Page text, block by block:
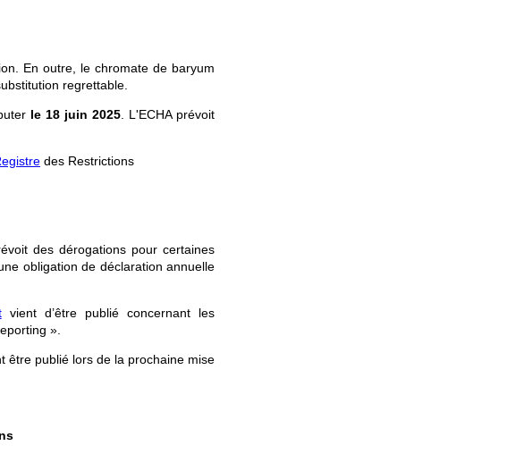
En outre, le chromate de baryum
regrettable.
le 18 juin 2025. L'ECHA prévoit
des Restrictions
des dérogations pour certaines
obligation de déclaration annuelle
vient d’être publié concernant les
».
être publié lors de la prochaine mise